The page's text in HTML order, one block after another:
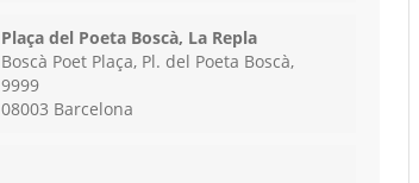
Plaça del Poeta Boscà, La Repla
Boscà Poet Plaça, Pl. del Poeta Boscà,
9999
08003 Barcelona